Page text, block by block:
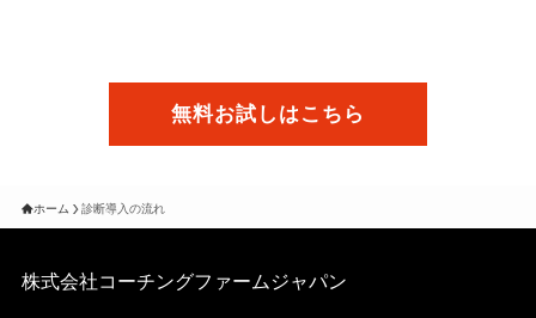
無料お試しはこちら
ホーム 診断導入の流れ
株式会社コーチングファームジャパン